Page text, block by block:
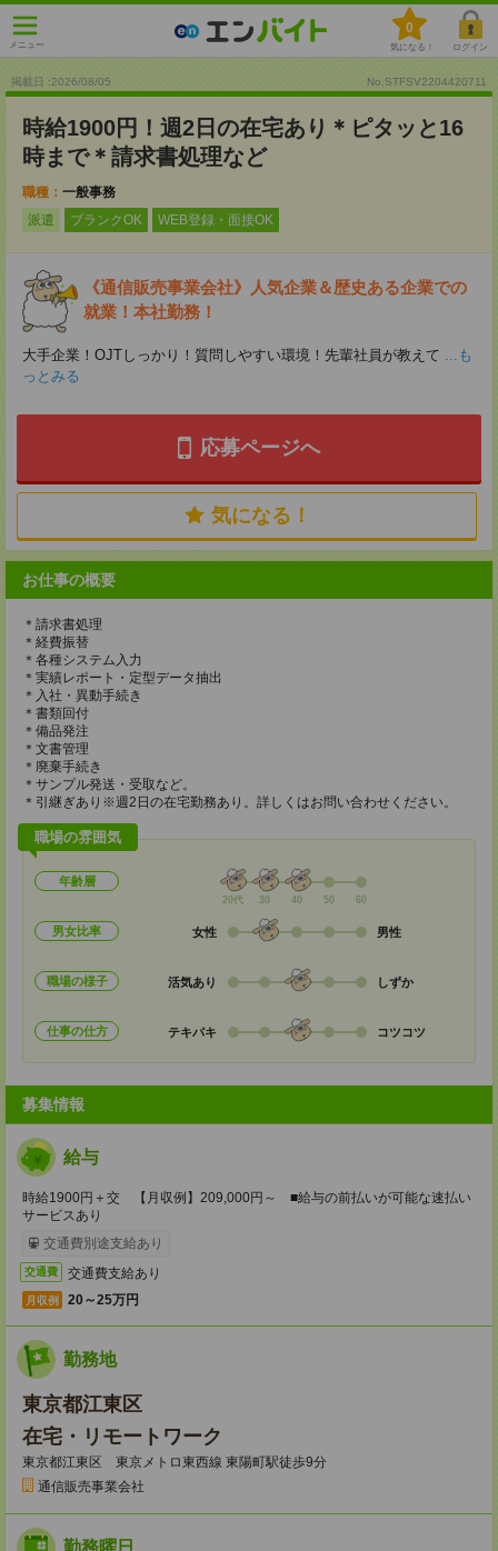
メニュー
0
気になる！ ログイン
掲載日 :2026/08/05 No.STFSV2204420711
時給1900円！週2日の在宅あり＊ピタッと16
時まで＊請求書処理など
職種： 一般事務
派遣
ブランクOK WEB登録・面接OK
《通信販売事業会社》人気企業＆歴史ある企業での
就業！本社勤務！
大手企業！OJTしっかり！質問しやすい環境！先輩社員が教えて ...も
っとみる
応募ページへ
気になる！
お仕事の概要
＊請求書処理
＊経費振替
＊各種システム入力
＊実績レポート・定型データ抽出
＊入社・異動手続き
＊書類回付
＊備品発注
＊文書管理
＊廃棄手続き
＊サンプル発送・受取など。
＊引継ぎあり※週2日の在宅勤務あり。詳しくはお問い合わせください。
職場の雰囲気
年齢層
20代 30 40 50 60
男女比率 女性 男性
職場の様子 活気あり しずか
仕事の仕方 テキパキ コツコツ
募集情報
給与
時給1900円＋交 【月収例】209,000円～ ■給与の前払いが可能な速払い
サービスあり
交通費別途支給あり
交通費 交通費支給あり
月収例 20～25万円
勤務地
東京都江東区
在宅・リモートワーク
東京都江東区 東京メトロ東西線 東陽町駅徒歩9分
通信販売事業会社
勤務曜日